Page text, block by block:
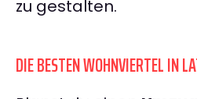
zu gestalten.
DIE BESTEN WOHNVIERTEL IN